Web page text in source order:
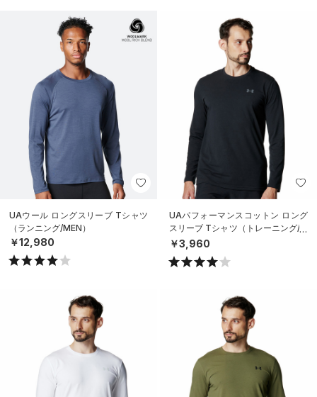
UAウール ロングスリーブ Tシャツ
（ランニング/MEN）
￥12,980
UAパフォーマンスコットン ロング
スリーブ Tシャツ（トレーニング/M
EN）
￥3,960